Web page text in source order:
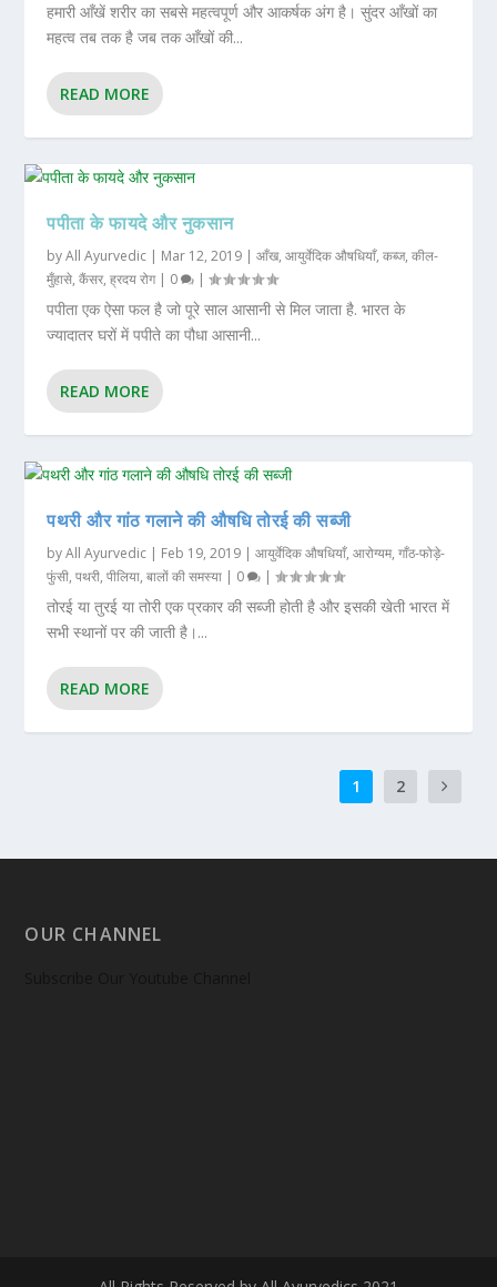
हमारी आँखें शरीर का सबसे महत्वपूर्ण और आकर्षक अंग है। सुंदर आँखों का
महत्व तब तक है जब तक आँखों की...
READ MORE
पपीता के फायदे और नुकसान
byAll Ayurvedic | Mar 12, 2019 |आँख,आयुर्वेदिक औषधियाँ,कब्ज,कील-
मुँहासे,कैंसर,ह्रदय रोग| 0 |
पपीता एक ऐसा फल है जो पूरे साल आसानी से मिल जाता है. भारत के
ज्यादातर घरों में पपीते का पौधा आसानी...
READ MORE
पथरी और गांठ गलाने की औषधि तोरई की सब्जी
byAll Ayurvedic | Feb 19, 2019 |आयुर्वेदिक औषधियाँ,आरोग्यम,गाँठ-फोड़े-
फुंसी,पथरी,पीलिया,बालों की समस्या | 0 |
तोरई या तुरई या तोरी एक प्रकार की सब्जी होती है और इसकी खेती भारत में
सभी स्थानों पर की जाती है।...
READ MORE
1 2
OUR CHANNEL